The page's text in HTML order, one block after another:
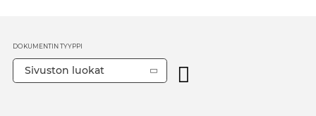
DOKUMENTIN TYYPPI
Sivuston luokat